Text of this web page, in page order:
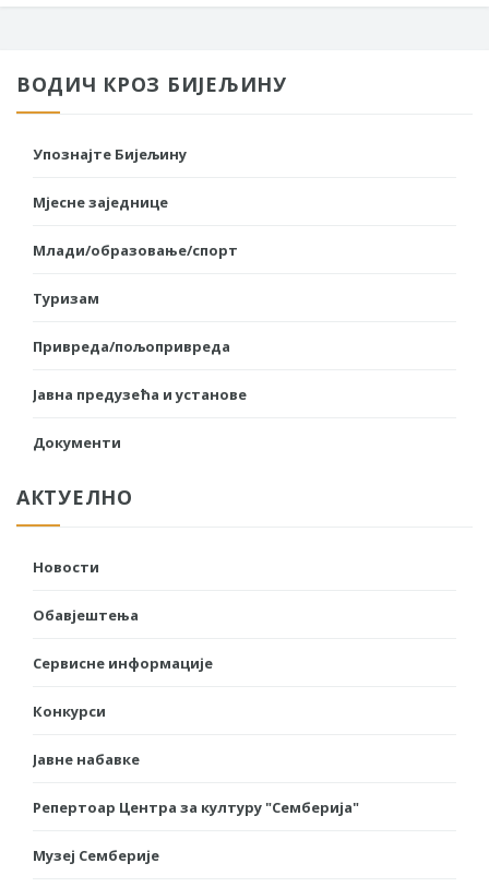
ВОДИЧ КРОЗ БИЈЕЉИНУ
Упознајте Бијељину
Мјесне заједнице
Млади/образовање/спорт
Туризам
Привреда/пољопривреда
Јавна предузећа и установе
Документи
АКТУЕЛНО
Новости
Обавјештења
Сервисне информације
Конкурси
Јавне набавке
Репертоар Центра за културу "Семберија"
Музеј Семберије